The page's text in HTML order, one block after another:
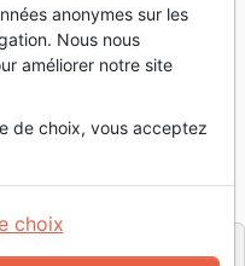
en crise
des défis
anonymes sur les
Nous nous
améliorer notre site
de choix, vous acceptez
choix